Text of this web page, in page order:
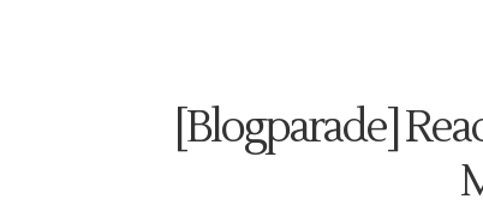
[Blogparade]